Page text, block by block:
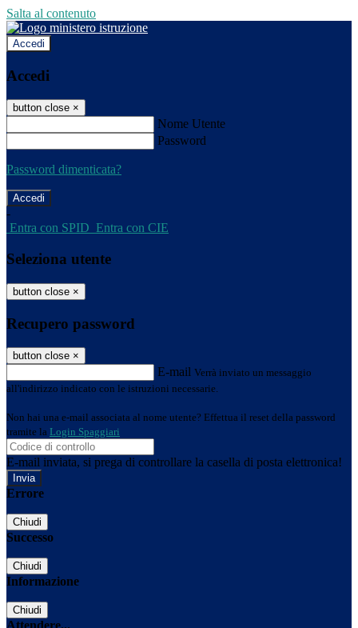
Salta al contenuto
Accedi
Accedi
button close ×
Nome Utente
Password
Password dimenticata?
-
Entra con SPID Entra con CIE
Seleziona utente
button close ×
Recupero password
button close ×
E-mail Verrà inviato un messaggio
all'indirizzo indicato con le istruzioni necessarie.
Non hai una e-mail associata al nome utente? Effettua il reset della password
tramite la Login Spaggiari
E-mail inviata, si prega di controllare la casella di posta elettronica!
Errore
Chiudi
Successo
Chiudi
Informazione
Chiudi